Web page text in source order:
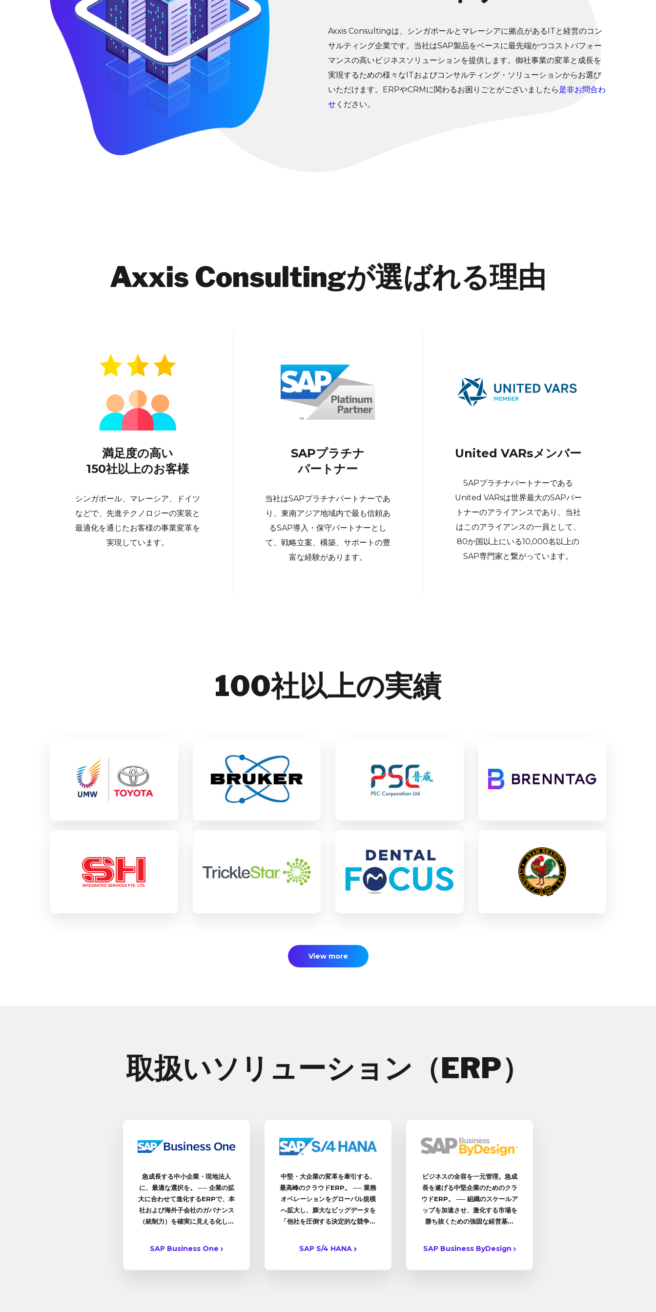
Axxis Consultingは、シンガポールとマレーシアに拠点があるITと経営のコン
サルティング企業です。当社はSAP製品をベースに最先端かつコストパフォー
マンスの高いビジネスソリューションを提供します。御社事業の変革と成長を
実現するための様々なITおよびコンサルティング・ソリューションからお選び
いただけます。ERPやCRMに関わるお困りごとがございましたら是非お問合わ
せ ください。
Axxis Consultingが選ばれる理由
満足度の高い
150社以上のお客様
シンガポール、マレーシア、ドイツ
などで、先進テクノロジーの実装と
最適化を通じたお客様の事業変革を
実現しています。
SAPプラチナ
パートナー
当社はSAPプラチナパートナーであ
り、東南アジア地域内で最も信頼あ
るSAP導入・保守パートナーとし
て、戦略立案、構築、サポートの豊
富な経験があります。
United VARsメンバー
SAPプラチナパートナーである
United VARsは世界最大のSAPパー
トナーのアライアンスであり、当社
はこのアライアンスの一員として、
80か国以上にいる10,000名以上の
SAP専門家と繋がっています。
100社以上の実績
UMW TOYOTA
SAP C/4HANA
産業用機械／構成部品
Bruker
SAP ECC / S/4HANA
産業用機械／構成部品
戦略コンサルティング
食品／日用消費財
SAP C/4HANA
化学
SAP C/4HANA
エンジニアリング・建設
貿易・流通
事例（サクセスストーリ
ー）
ヘルスケア
詳細を見る
Ayam Brand™
SAP Business One
View more
取扱いソリューション（ERP）
急成長する中小企業・現地法人
に、最適な選択を。 ── 企業の拡
大に合わせて進化するERPで、本
社および海外子会社のガバナンス
（統制力）を確実に見える化しま
SAP Business One
中堅・大企業の変革を牽引する、
最高峰のクラウドERP。 ── 業務
オペレーションをグローバル規模
へ拡大し、膨大なビッグデータを
「他社を圧倒する決定的な競争優
SAP S/4 HANA
ビジネスの全容を一元管理。急成
長を遂げる中堅企業のためのクラ
ウドERP。 ── 組織のスケールア
ップを加速させ、激化する市場を
勝ち抜くための強固な経営基盤
SAP Business ByDesign